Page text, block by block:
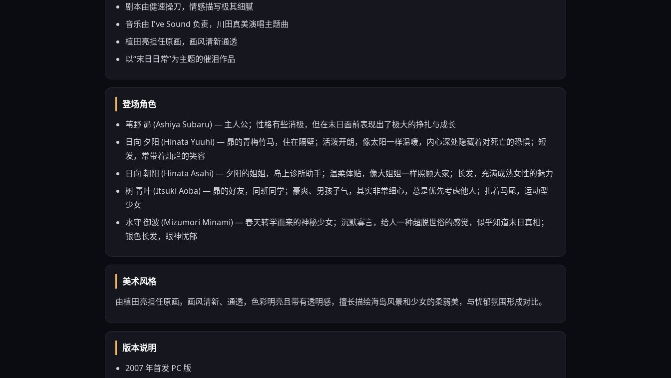
剧本由健速操刀，情感描写极其细腻
音乐由 I've Sound 负责，川田真美演唱主题曲
植田亮担任原画，画风清新通透
以“末日日常”为主题的催泪作品
登场角色
苇野 昴 (Ashiya Subaru) — 主人公；性格有些消极，但在末日面前表现出了极大的挣扎与成长
日向 夕阳 (Hinata Yuuhi) — 昴的青梅竹马，住在隔壁；活泼开朗，像太阳一样温暖，内心深处隐藏着对死亡的恐惧；短
发，常带着灿烂的笑容
日向 朝阳 (Hinata Asahi) — 夕阳的姐姐，岛上诊所助手；温柔体贴，像大姐姐一样照顾大家；长发，充满成熟女性的魅力
树 青叶 (Itsuki Aoba) — 昴的好友，同班同学；豪爽、男孩子气，其实非常细心，总是优先考虑他人；扎着马尾，运动型
少女
水守 御波 (Mizumori Minami) — 春天转学而来的神秘少女；沉默寡言，给人一种超脱世俗的感觉，似乎知道末日真相；
银色长发，眼神忧郁
美术风格
由植田亮担任原画。画风清新、通透，色彩明亮且带有透明感，擅长描绘海岛风景和少女的柔弱美，与忧郁氛围形成对比。
版本说明
2007 年首发 PC 版